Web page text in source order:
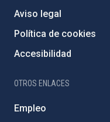
Aviso legal
Política de cookies
Accesibilidad
OTROS ENLACES
Empleo